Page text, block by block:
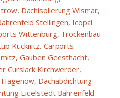
, Dachisolierung Wismar,
Stellingen, Icopal
Wittenburg, Trockenbau
Kücknitz, Carports
, Gauben Geesthacht,
Curslack Kirchwerder,
Hagenow, Dachabdichtung
Eidelstedt Bahrenfeld